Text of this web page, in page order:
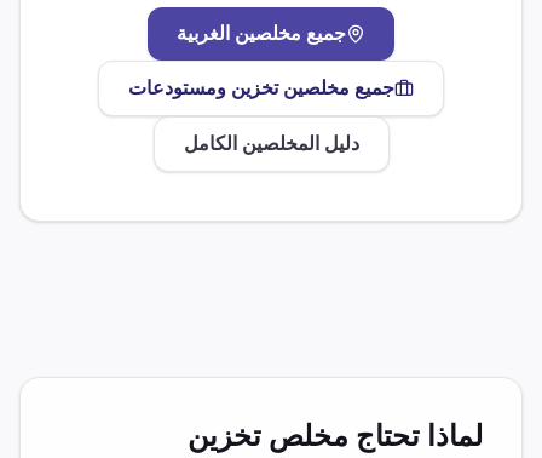
جميع مخلصين الغربية
جميع مخلصينتخزين ومستودعات
دليل المخلصين الكامل
لماذا تحتاج مخلص تخزين